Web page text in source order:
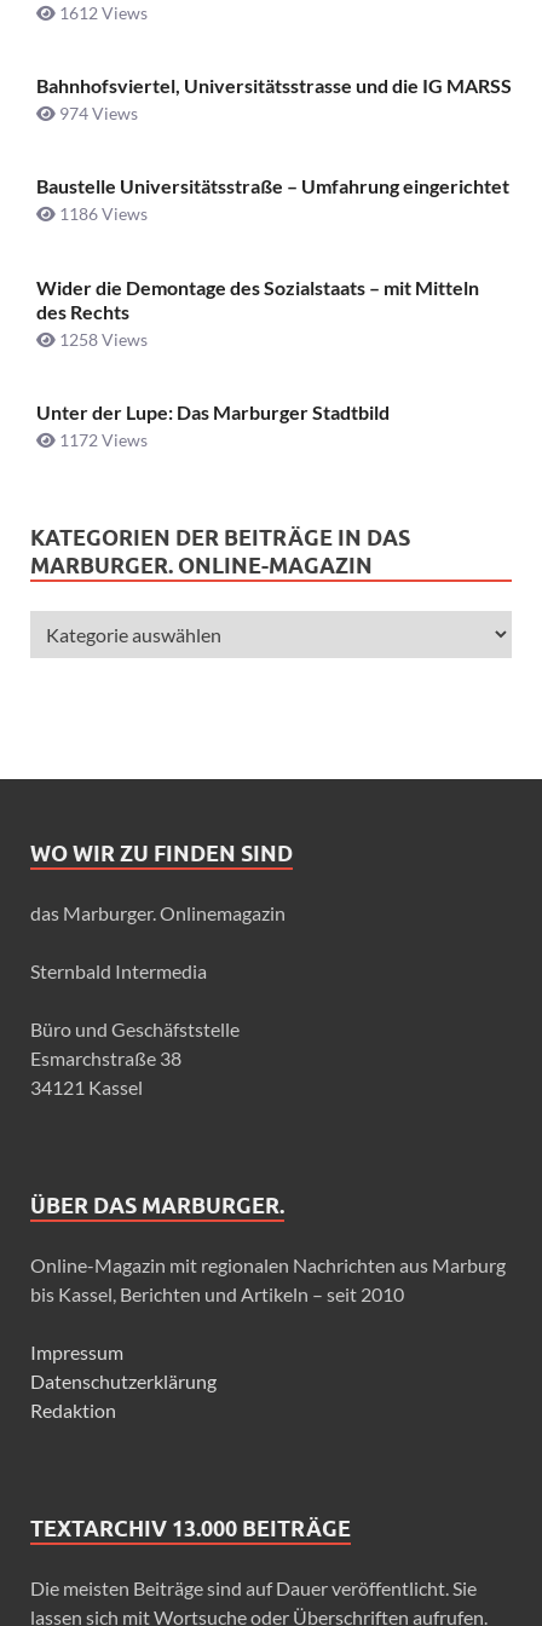
1612 Views
Bahnhofsviertel, Universitätsstrasse und die IG MARSS
974 Views
Baustelle Universitätsstraße ­– Umfahrung eingerichtet
1186 Views
Wider die Demontage des Sozialstaats – mit Mitteln
des Rechts
1258 Views
Unter der Lupe: Das Marburger Stadtbild
1172 Views
KATEGORIEN DER BEITRÄGE IN DAS
MARBURGER. ONLINE-MAGAZIN
WO WIR ZU FINDEN SIND
das Marburger. Onlinemagazin
Sternbald Intermedia
Büro und Geschäfststelle
Esmarchstraße 38
34121 Kassel
ÜBER DAS MARBURGER.
Online-Magazin mit regionalen Nachrichten aus Marburg
bis Kassel, Berichten und Artikeln – seit 2010
Impressum
Datenschutzerklärung
Redaktion
TEXTARCHIV 13.000 BEITRÄGE
Die meisten Beiträge sind auf Dauer veröffentlicht. Sie
lassen sich mit Wortsuche oder Überschriften aufrufen.